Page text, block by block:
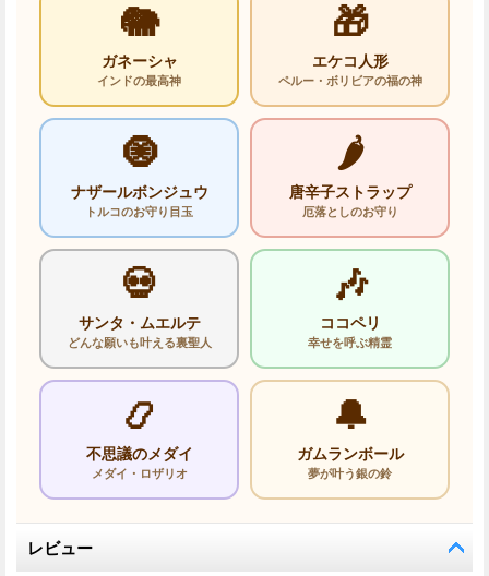
🐘
ガネーシャ
インドの最高神
🎁
エケコ人形
ペルー・ボリビアの福の神
🧿
ナザールボンジュウ
トルコのお守り目玉
🌶️
唐辛子ストラップ
厄落としのお守り
💀
サンタ・ムエルテ
どんな願いも叶える裏聖人
🎶
ココペリ
幸せを呼ぶ精霊
📿
不思議のメダイ
メダイ・ロザリオ
🔔
ガムランボール
夢が叶う銀の鈴
レビュー